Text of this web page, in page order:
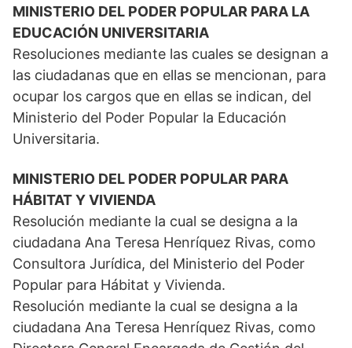
MINISTERIO DEL PODER POPULAR PARA LA
EDUCACIÓN UNIVERSITARIA
Resoluciones mediante las cuales se designan a
las ciudadanas que en ellas se mencionan, para
ocupar los cargos que en ellas se indican, del
Ministerio del Poder Popular la Educación
Universitaria.
MINISTERIO DEL PODER POPULAR PARA
HÁBITAT Y VIVIENDA
Resolución mediante la cual se designa a la
ciudadana Ana Teresa Henríquez Rivas, como
Consultora Jurídica, del Ministerio del Poder
Popular para Hábitat y Vivienda.
Resolución mediante la cual se designa a la
ciudadana Ana Teresa Henríquez Rivas, como